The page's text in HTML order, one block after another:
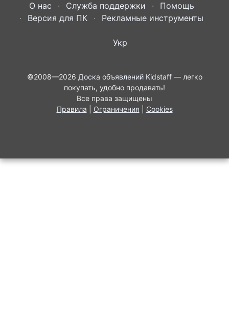
О нас Служба поддержки
Помощь
Версия для ПК
Рекламные инструменты
Укр
©2008—2026 Доска объявлений Kidstaff— легко
покупать, удобно продавать!
Все права защищены
Правила
Ограничения Cookies